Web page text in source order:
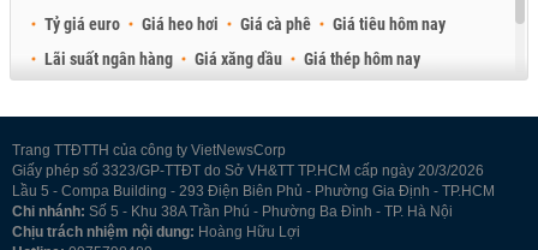
Tỷ giá euro
Giá heo hơi Giá cà phê
Giá tiêu hôm nay
Lãi suất ngân hàng
Giá xăng dầu
Giá thép hôm nay
Trang TTĐTTH của công ty VietNewsCorp
Giấy phép số 3323/GP-TTĐT do Sở VH&TT TP.HCM cấp ngày 20/3/2026
Lầu 5 - Compa Building - 293 Điện Biên Phủ - Phường Gia Định - TP.HCM
Chi nhánh: Số 5 - Khu 38A Trần Phú - Phường Ba Đình - TP. Hà Nội
Chịu trách nhiệm nội dung: Hoàng Hữu Lợi